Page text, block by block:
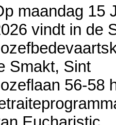
maandag 15
vindt in de
Smakt, Sint
56-58